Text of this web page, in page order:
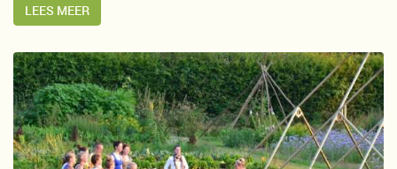
LEES MEER